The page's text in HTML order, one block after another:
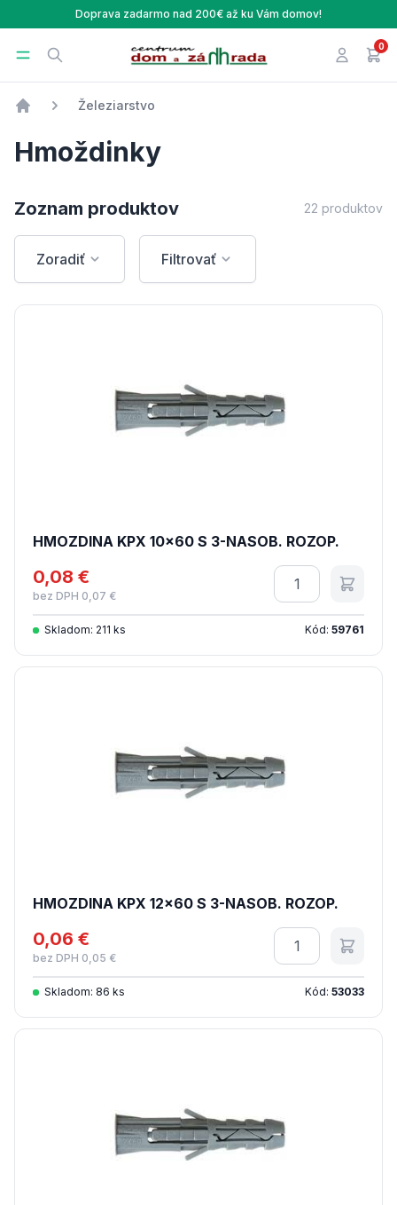
Doprava zadarmo nad 200€ až ku Vám domov!
Open menu
Search Centrum Dom a Záhrada 0
v
Železiarstvo
Hmoždinky
Zoznam produktov 22 produktov
Zoradiť Filtrovať
HMOZDINA KPX 10x60 S 3-NASOB. ROZOP.
0,08 €
bez DPH 0,07 €
Množstvo
Skladom: 211 ks Kód: 59761
HMOZDINA KPX 12x60 S 3-NASOB. ROZOP.
0,06 €
bez DPH 0,05 €
Množstvo
Skladom: 86 ks Kód: 53033